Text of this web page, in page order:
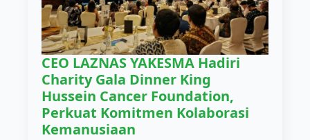
CEO LAZNAS YAKESMA Hadiri
Charity Gala Dinner King
Hussein Cancer Foundation,
Perkuat Komitmen Kolaborasi
Kemanusiaan